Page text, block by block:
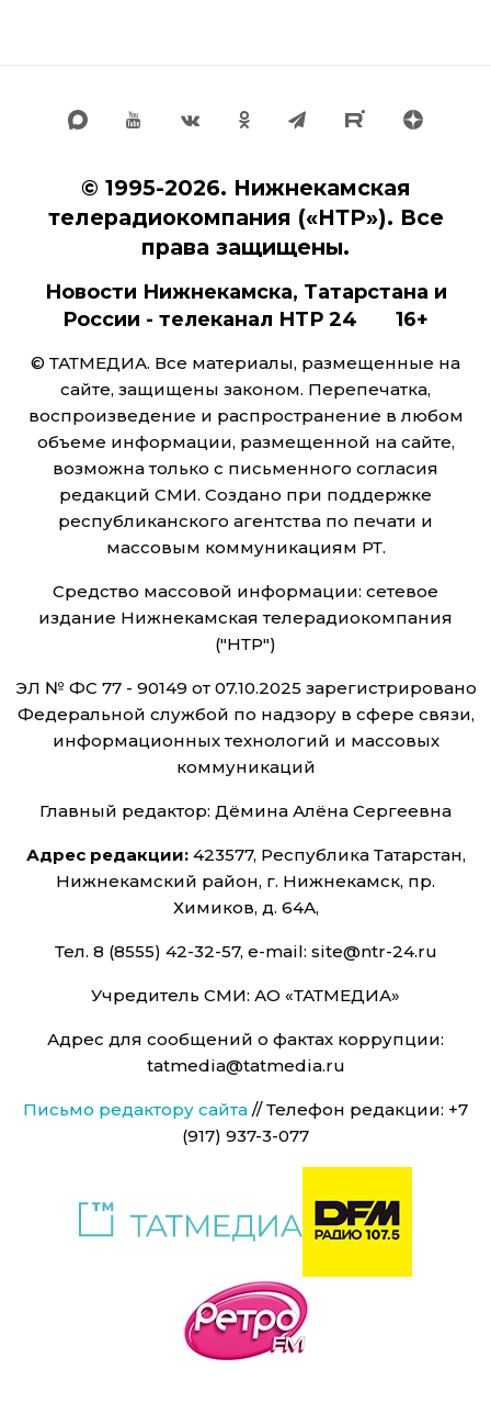
© 1995-2026. Нижнекамская
телерадиокомпания («НТР»). Все
права защищены.
Новости Нижнекамска, Татарстана и
России - телеканал НТР 24 16+
© ТАТМЕДИА. Все материалы, размещенные на
сайте, защищены законом. Перепечатка,
воспроизведение и распространение в любом
объеме информации, размещенной на сайте,
возможна только с письменного согласия
редакций СМИ. Создано при поддержке
республиканского агентства по печати и
массовым коммуникациям РТ.
Средство массовой информации: сетевое
издание Нижнекамская телерадиокомпания
("НТР")
ЭЛ № ФС 77 - 90149 от 07.10.2025 зарегистрировано
Федеральной службой по надзору в сфере связи,
информационных технологий и массовых
коммуникаций
Главный редактор: Дёмина Алёна Сергеевна
Адрес редакции:423577, Республика Татарстан,
Нижнекамский район, г. Нижнекамск, пр.
Химиков, д. 64А,
Тел. 8 (8555) 42-32-57, e-mail: site@ntr-24.ru
Учредитель СМИ: АО «ТАТМЕДИА»
Адрес для сообщений о фактах коррупции:
tatmedia@tatmedia.ru
Письмо редактору сайта // Телефон редакции: +7
(917) 937-3-077